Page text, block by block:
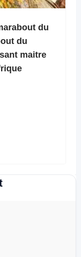
du
du
maitre